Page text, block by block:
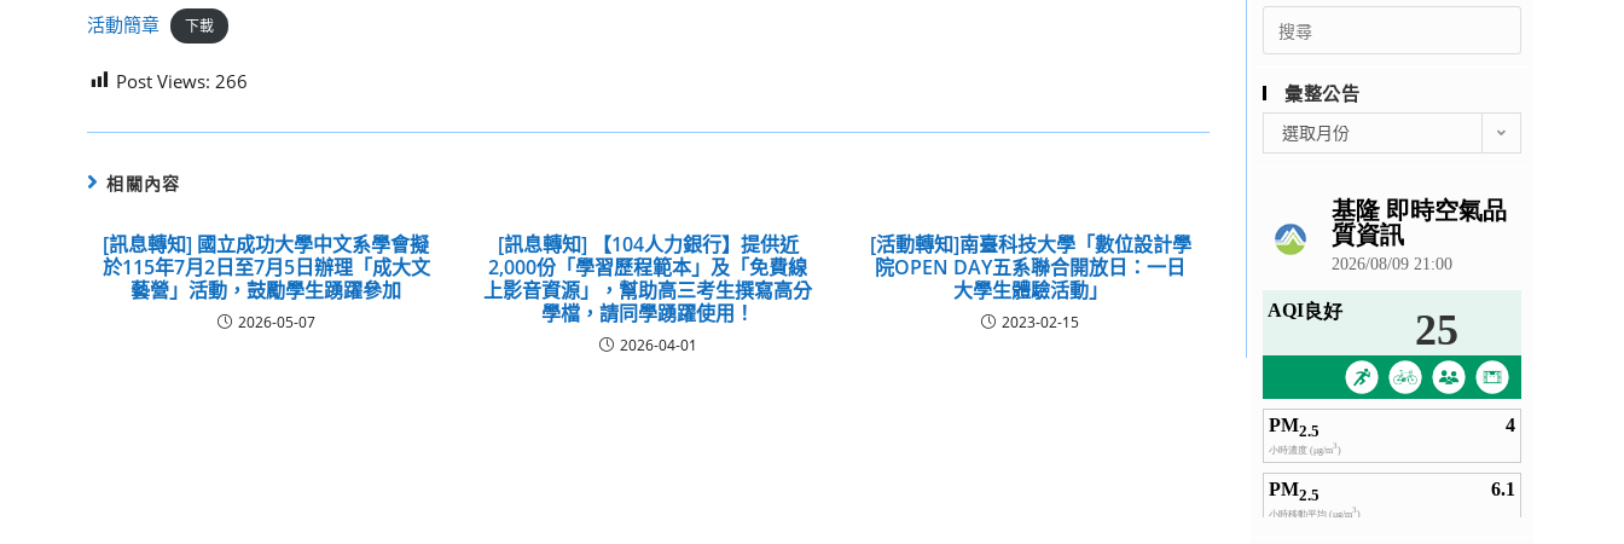
活動簡章 下載
Post Views: 266
相關內容
[訊息轉知] 國立成功大學中文系學會擬
於115年7月2日至7月5日辦理「成大文
藝營」活動，鼓勵學生踴躍參加
2026-05-07
[訊息轉知] 【104人力銀行】提供近
2,000份「學習歷程範本」及「免費線
上影音資源」，幫助高三考生撰寫高分
學檔，請同學踴躍使用！
2026-04-01
[活動轉知]南臺科技大學「數位設計學
院OPEN DAY五系聯合開放日：一日
大學生體驗活動」
2023-02-15
Search
for:
彙整公告
整
選取月份